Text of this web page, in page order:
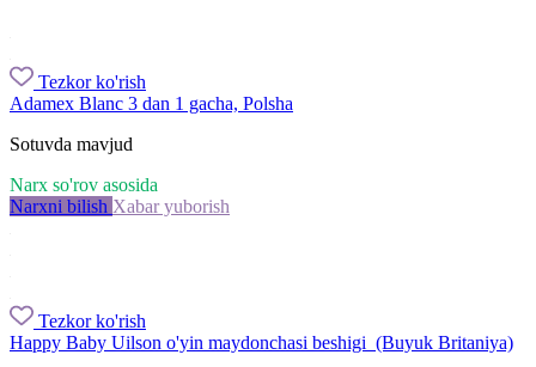
Tezkor ko'rish
Adamex Blanc 3 dan 1 gacha, Polsha
Sotuvda mavjud
Narx so'rov asosida
Narxni bilish Xabar yuborish
Tezkor ko'rish
Happy Baby Uilson o'yin maydonchasi beshigi (Buyuk Britaniya)